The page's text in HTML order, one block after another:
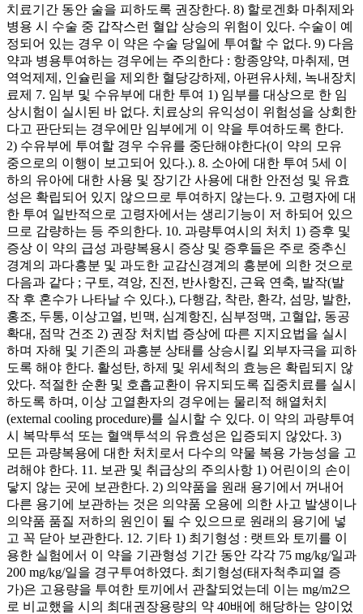
치료기간 동안 술을 피하도록 권장한다. 8) 할로겐화 마취제와
병용 시 수술 중 갑작스런 혈압 상승의 위험이 있다. 수술이 예
정되어 있는 경우 이 약은 수술 당일에 투여할 수 없다. 9) 다음
약과 병용투여하는 경우에는 주의한다 : 항종양약, 마취제, 면
역억제제, 인슐린을 제외한 혈당강하제, 아편유사체, 녹내장치
료제 7. 임부 및 수유부에 대한 투여 1) 임부를 대상으로 한 임
상시험이 실시된 바 없다. 치료상의 유익성이 위험성을 상회한
다고 판단되는 경우에만 임부에게 이 약을 투여하도록 한다.
2) 수유부에 투여할 경우 수유를 중단해야한다(이 약의 모유
중으로의 이행이 보고되어 있다.). 8. 소아에 대한 투여 5세 이
하의 유아에 대한 사용 및 장기간 사용에 대한 안전성 및 유효
성은 확립되어 있지 않으므로 투여하지 않는다. 9. 고령자에 대
한 투여 일반적으로 고령자에서는 생리기능이 저 하되어 있으
므로 감량하는 등 주의한다. 10. 과량투여시의 처치 1) 증후 및
증상 이 약의 급성 과량복용시 증상 및 증후들은 주로 중추신
경계의 과다흥분 및 과도한 교감신경계의 흥분에 의한 것으로
다음과 같다 ; 구토, 격앙, 진전, 반사항진, 근육 연축, 발작(발
작 후 혼수가 나타날 수 있다.), 다행감, 착란, 환각, 섬망, 발한,
홍조, 두통, 이상고열, 빈맥, 심계항진, 심부정맥, 고혈압, 동공
확대, 점막 건조 2) 권장 처치법 증상에 따른 지지요법을 실시
하며 자해 및 기존의 과흥분 상태를 상승시킬 외부자극을 피하
도록 해야 한다. 활성탄, 하제 및 위세척의 효능은 확립되지 않
았다. 적절한 순환 및 호흡교환이 유지되도록 집중치료를 실시
하도록 하며, 이상 고열환자의 경우에는 물리적 해열처치
(external cooling procedure)를 실시할 수 있다. 이 약의 과량투여
시 복막투석 또는 혈액투석의 유효성은 입증되지 않았다. 3)
모든 과량복용에 대한 처치로서 다수의 약물 복용 가능성을 고
려해야 한다. 11. 보관 및 취급상의 주의사항 1) 어린이의 손이
닿지 않는 곳에 보관한다. 2) 의약품을 원래 용기에서 꺼내어
다른 용기에 보관하는 것은 의약품 오용에 의한 사고 발생이나
의약품 품질 저하의 원인이 될 수 있으므로 원래의 용기에 넣
고 꼭 닫아 보관한다. 12. 기타 1) 최기형성 : 랫트와 토끼를 이
용한 실험에서 이 약을 기관형성 기간 동안 각각 75 mg/kg/일과
200 mg/kg/일을 경구투여하였다. 최기형성(태자척추피열 증
가)은 고용량을 투여한 토끼에서 관찰되었는데 이는 mg/m2으
로 비교했을 시의 최대권장용량의 약 40배에 해당하는 양이었